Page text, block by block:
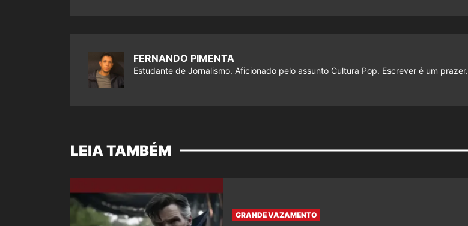
FERNANDO PIMENTA
Estudante de Jornalismo. Aficionado pelo assunto Cultura Pop. Escrever é um prazer.
LEIA TAMBÉM
GRANDE VAZAMENTO